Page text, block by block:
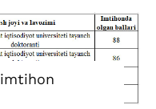
imtihon